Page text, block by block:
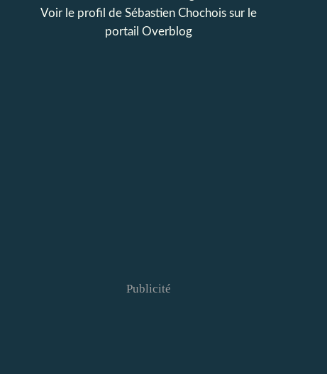
Voir le profil de Sébastien Chochoissur le
portail Overblog
Publicité